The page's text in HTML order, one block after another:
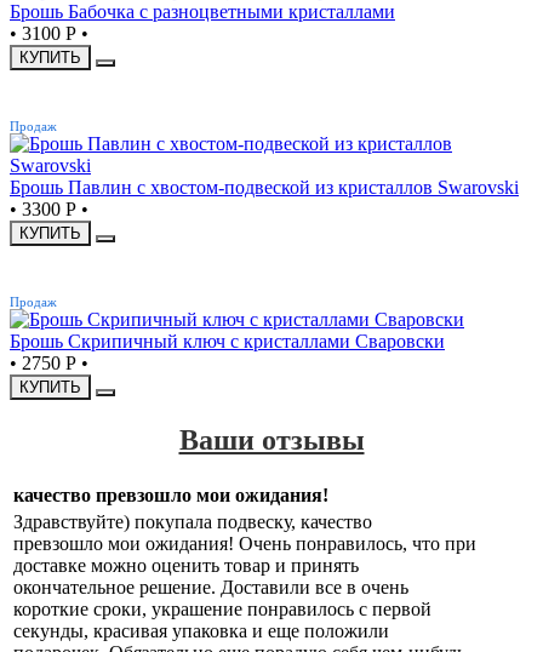
Брошь Бабочка с разноцветными кристаллами
• 3100 Р •
КУПИТЬ
Продаж
Брошь Павлин с хвостом-подвеской из кристаллов Swarovski
• 3300 Р •
КУПИТЬ
Продаж
Брошь Скрипичный ключ с кристаллами Сваровски
• 2750 Р •
КУПИТЬ
Ваши отзывы
качество превзошло мои ожидания!
Здравствуйте) покупала подвеску, качество
превзошло мои ожидания! Очень понравилось, что при
доставке можно оценить товар и принять
окончательное решение. Доставили все в очень
короткие сроки, украшение понравилось с первой
секунды, красивая упаковка и еще положили